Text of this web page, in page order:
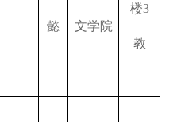
懿 文学院
楼3
教